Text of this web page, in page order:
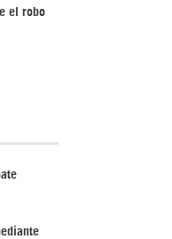
el robo